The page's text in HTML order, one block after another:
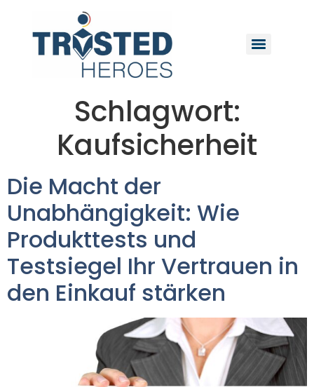
Schlagwort:
Kaufsicherheit
Die Macht der
Unabhängigkeit: Wie
Produkttests und
Testsiegel Ihr Vertrauen in
den Einkauf stärken